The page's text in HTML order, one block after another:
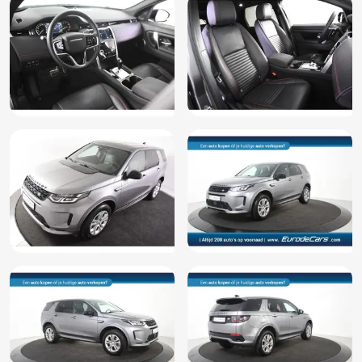
Boordcomputer
Buitenspiegel(s) automatisch dimmend
Buitenspiegels elektrisch inklapbaar
Buitenspiegels elektrisch verstelbaar
Buitenspiegels verwarmbaar
Centrale deurvergrendeling
Centrale vergrendeling met afstandsbediening
Cruise control
Cruise control adaptief met Stop&Go
DAB
Derde remlicht
Dimlichten automatisch
Dodehoek detector
Electronic climate control